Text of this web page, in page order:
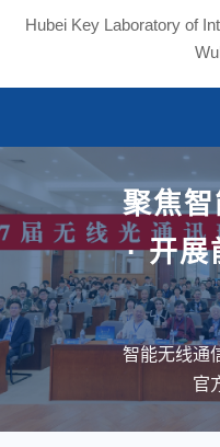
Hubei Key Laboratory of
聚焦
· 开
智能无线通
官